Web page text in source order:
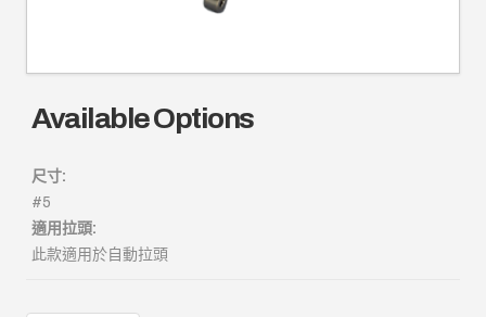
Available Options
尺寸:
#5
適用拉頭:
此款適用於自動拉頭